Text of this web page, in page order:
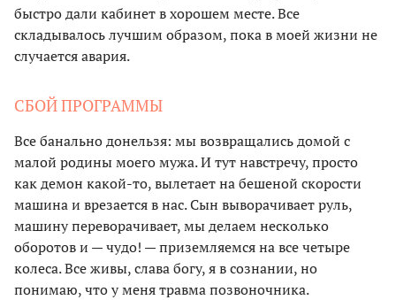
быстро дали кабинет в хорошем месте. Все
складывалось лучшим образом, пока в моей жизни не
случается авария.
СБОЙ ПРОГРАММЫ
Все банально донельзя: мы возвращались домой с
малой родины моего мужа. И тут навстречу, просто
как демон какой-то, вылетает на бешеной скорости
машина и врезается в нас. Сын выворачивает руль,
машину переворачивает, мы делаем несколько
оборотов и — чудо! — приземляемся на все четыре
колеса. Все живы, слава богу, я в сознании, но
понимаю, что у меня травма позвоночника.